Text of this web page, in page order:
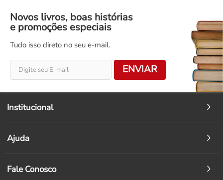
Novos livros, boas histórias
e promoções especiais
Tudo isso direto no seu e-mail.
ENVIAR
Institucional
Ajuda
Fale Conosco